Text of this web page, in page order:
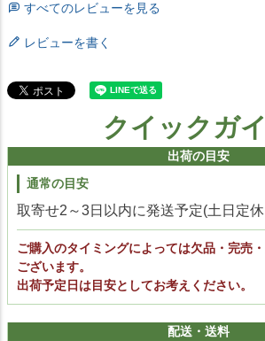
すべてのレビューを見る
レビューを書く
クイックガ
出荷の目安
通常の目安
取寄せ2～3日以内に発送予定(土日定
ご購入のタイミングによっては欠品・完売
ございます。
出荷予定日は目安としてお考えください。
配送・送料